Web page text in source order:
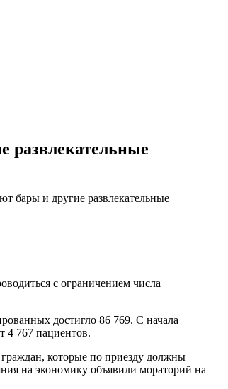
развлекательные
бары и другие развлекательные
с ограничением числа
достигло 86 769. С начала
4 767 пациентов.
граждан, которые по приезду должны
на экономику объявили мораторий на